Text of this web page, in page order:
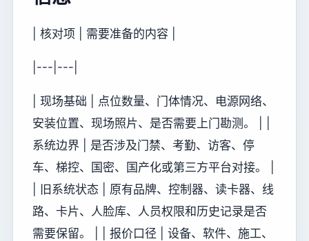
| 核对项 | 需要准备的内容 |
|---|---|
| 现场基础 | 点位数量、门体情况、电源网络、
安装位置、现场照片、是否需要上门勘测。 | |
系统边界 | 是否涉及门禁、考勤、访客、停
车、梯控、国密、国产化或第三方平台对接。 |
| 旧系统状态 | 原有品牌、控制器、读卡器、线
路、卡片、人脸库、人员权限和历史记录是否
需要保留。 | | 报价口径 | 设备、软件、施工、